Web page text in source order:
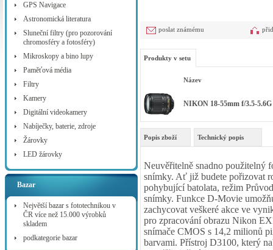
GPS Navigace
Astronomická literatura
Sluneční filtry (pro pozorování
chromosféry a fotosféry)
Mikroskopy a bino lupy
Paměťová média
Filtry
Kamery
Digitální videokamery
Nabíječky, baterie, zdroje
Žárovky
LED žárovky
Bazar
Největší bazar s fototechnikou v
ČR více než 15.000 výrobků
skladem
podkategorie bazar
poslat známému
Produkty v setu
Název
NIKON 18-55mm f/3.5-
Popis zboží Technický popis
Neuvěřitelně snadno použitelný
snímky. Ať již budete pořizovat
pohybující batolata, režim
snímky. Funkce D-Movie
zachycovat veškeré akce ve
pro zpracování obrazu Nikon
snímače CMOS s 14,2 milionů
barvami. Přístroj D3100, který